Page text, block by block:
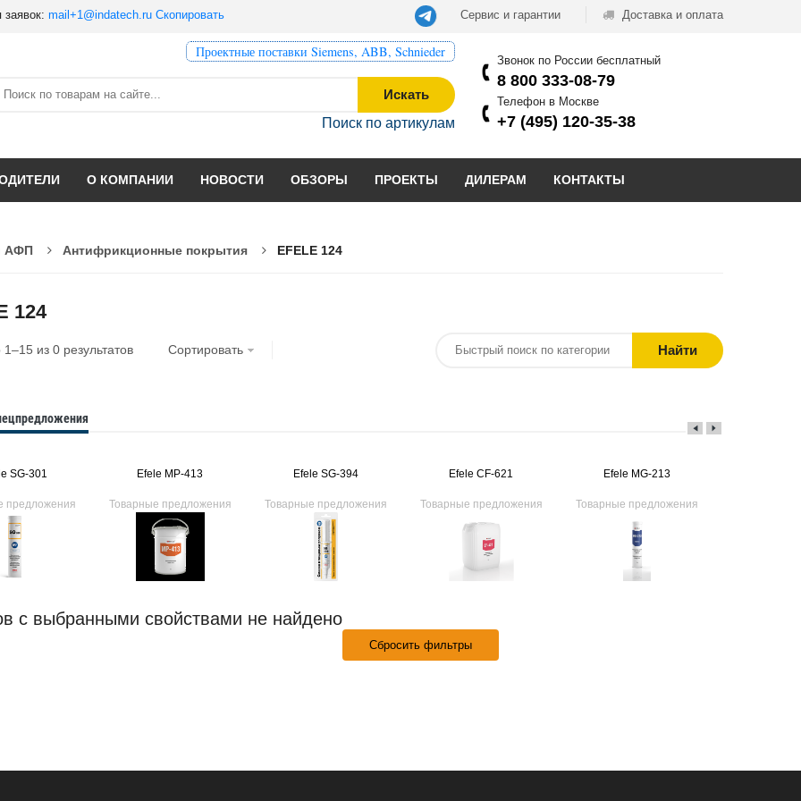
заявок: mail+1@indatech.ru Скопировать Сервис и гарантии Доставка и оплата
Проектные поставки Siemens, ABB, Schnieder
Искать
Поиск по артикулам
Звонок по России бесплатный
8 800 333-08-79
Телефон в Москве
+7 (495) 120-35-38
О КОМПАНИИ НОВОСТИ ОБЗОРЫ ПРОЕКТЫ ДИЛЕРАМ КОНТАКТЫ
АФП Антифрикционные покрытия EFELE 124
124
1–15 из 0 результатов Сортировать Найти
SG-301
предложения
Efele MP-413
Товарные предложения
Efele SG-394
Товарные предложения
Efele CF-621
Товарные предложения
Efele MG-213
Товарные предложения
с выбранными свойствами не найдено
Сбросить фильтры